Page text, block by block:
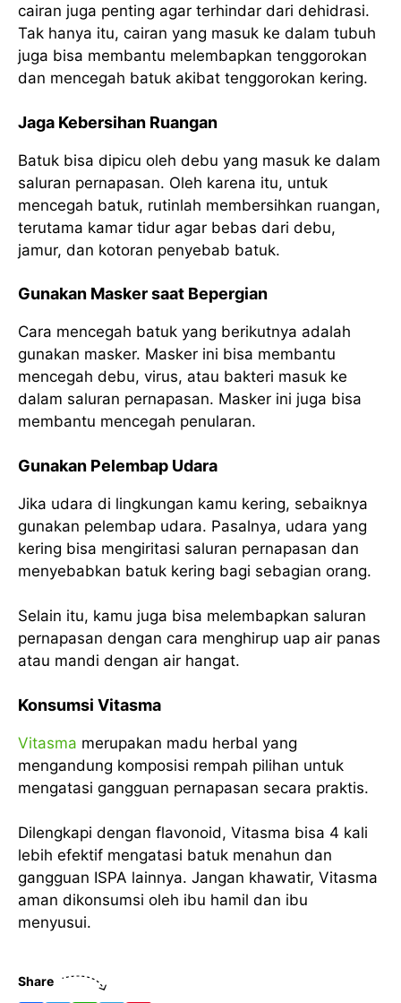
cairan juga penting agar terhindar dari dehidrasi.
Tak hanya itu, cairan yang masuk ke dalam tubuh
juga bisa membantu melembapkan tenggorokan
dan mencegah batuk akibat tenggorokan kering.
Jaga Kebersihan Ruangan
Batuk bisa dipicu oleh debu yang masuk ke dalam
saluran pernapasan. Oleh karena itu, untuk
mencegah batuk, rutinlah membersihkan ruangan,
terutama kamar tidur agar bebas dari debu,
jamur, dan kotoran penyebab batuk.
Gunakan Masker saat Bepergian
Cara mencegah batuk yang berikutnya adalah
gunakan masker. Masker ini bisa membantu
mencegah debu, virus, atau bakteri masuk ke
dalam saluran pernapasan. Masker ini juga bisa
membantu mencegah penularan.
Gunakan Pelembap Udara
Jika udara di lingkungan kamu kering, sebaiknya
gunakan pelembap udara. Pasalnya, udara yang
kering bisa mengiritasi saluran pernapasan dan
menyebabkan batuk kering bagi sebagian orang.
Selain itu, kamu juga bisa melembapkan saluran
pernapasan dengan cara menghirup uap air panas
atau mandi dengan air hangat.
Konsumsi Vitasma
Vitasma merupakan madu herbal yang
mengandung komposisi rempah pilihan untuk
mengatasi gangguan pernapasan secara praktis.
Dilengkapi dengan flavonoid, Vitasma bisa 4 kali
lebih efektif mengatasi batuk menahun dan
gangguan ISPA lainnya. Jangan khawatir, Vitasma
aman dikonsumsi oleh ibu hamil dan ibu
menyusui.
Share